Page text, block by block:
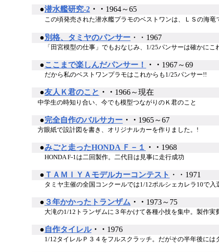
●潜水艦研究-2 ・・ 1964～65
この頃発売された潜水艦プラモのベストワンは、ＬＳの海竜
●別格、タミヤのパンサー ・・1967
「田宮模型の仕事」でもおなじみ、1/25パンサーは確かにこ
●ここまで楽しんだパンサー！ ・・ 1967～69
だから私のベストワンプラモはこれからも1/25パンサー!!
●友人Ｋ君のこと ・・ 1966～現在
中学生の時知り合い、今でも模型つながりのＫ君のこと
●完全自作のバルサカー ・・ 1965～67
方眼紙で設計図を書き、オリジナルカーを作りました。!
●みごと走ったHONDA Ｆ－１ ・・ 1968
HONDA F-1は二回製作。二代目は見事に走行成功
● ＴＡＭＩＹＡモデルカーコンテスト ・・1971
タミヤ主催の全国コンクールでは1/12ポルシェカレラ10で入
● ３年かかったトランザム ・・ 1973～75
大滝の1/12トランザムに３年かけて各種小技を集中。製作実
●自作タイレル・・ 1976
1/12タイレルＰ３４をフルスクラッチ。だがその半年後には